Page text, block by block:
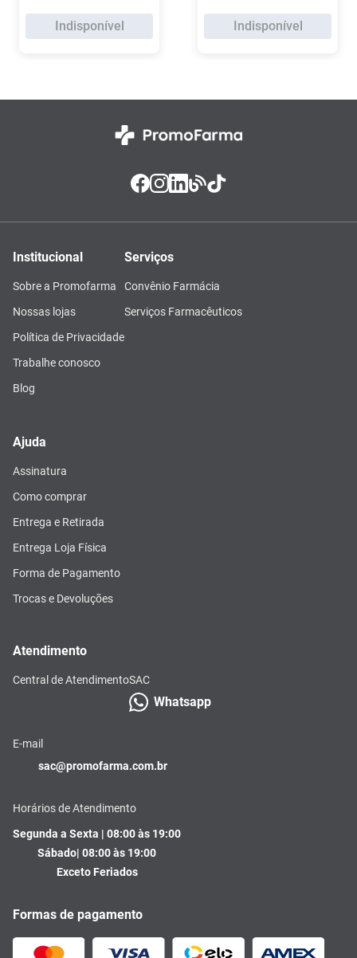
Indisponível Indisponível
Institucional
Sobre a Promofarma
Nossas lojas
Política de Privacidade
Trabalhe conosco
Blog
Serviços
Convênio Farmácia
Serviços Farmacêuticos
Ajuda
Assinatura
Como comprar
Entrega e Retirada
Entrega Loja Física
Forma de Pagamento
Trocas e Devoluções
Atendimento
Central de AtendimentoSAC
Whatsapp
E-mail
sac@promofarma.com.br
Horários de Atendimento
Segunda a Sexta | 08:00 às 19:00
Sábado| 08:00 às 19:00
Exceto Feriados
Formas de pagamento